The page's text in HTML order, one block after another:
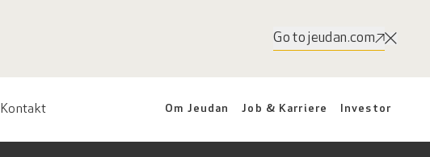
Go to jeudan.com
Kontakt Om Jeudan Job & Karriere Investor